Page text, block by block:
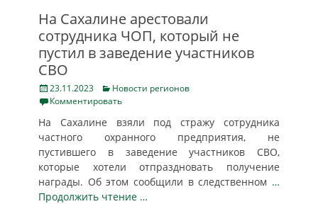
На Сахалине арестовали
сотрудника ЧОП, который не
пустил в заведение участников
СВО
Posted
on
23.11.2023 Categories
Новости регионов
Комментировать
На Сахалине взяли под стражу сотрудника
частного охранного предприятия, не
пустившего в заведение участников СВО,
которые хотели отпраздновать получение
награды. Об этом сообщили в следственном …
Продолжить чтение …